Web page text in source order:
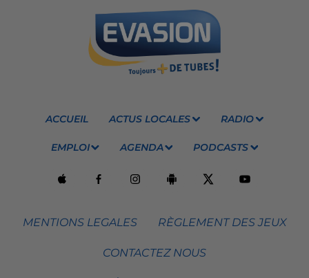
ACCUEIL ACTUS LOCALES RADIO
EMPLOI AGENDA PODCASTS
MENTIONS LEGALES RÈGLEMENT DES JEUX
CONTACTEZ NOUS